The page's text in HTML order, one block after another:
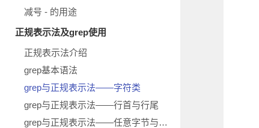
减号 - 的用途
正规表示法及grep使用
正规表示法介绍
grep基本语法
grep与正规表示法——字符类
grep与正规表示法——行首与行尾
grep与正规表示法——任意字节与重复字节